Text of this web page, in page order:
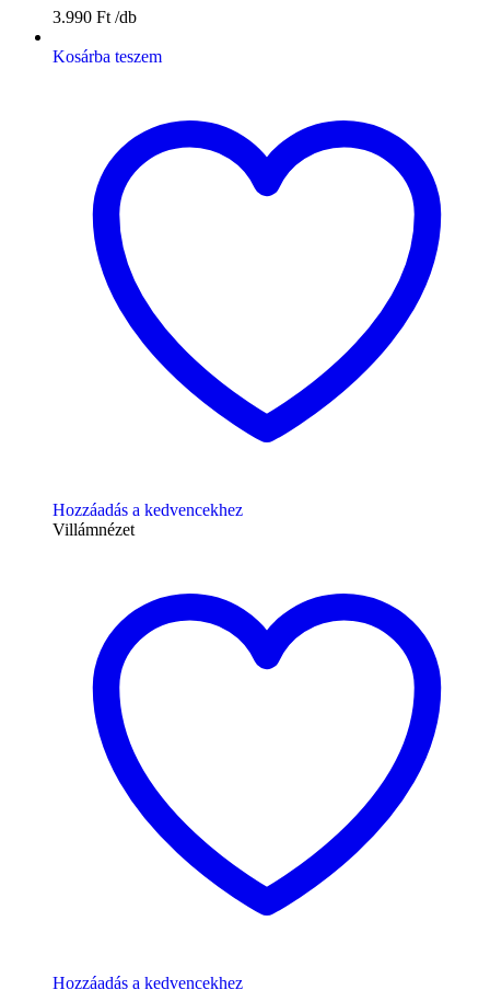
3.990 Ft
Kosárba teszem
Hozzáadás a kedvencekhez
Villámnézet
Hozzáadás a kedvencekhez